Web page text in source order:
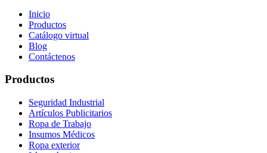
Inicio
Productos
Catálogo virtual
Blog
Contáctenos
Productos
Seguridad Industrial
Artículos Publicitarios
Ropa de Trabajo
Insumos Médicos
Ropa exterior